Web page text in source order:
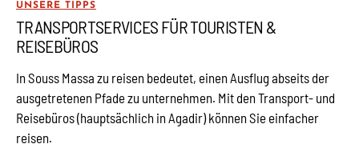
UNSERE TIPPS
TRANSPORTSERVICES FÜR TOURISTEN &
REISEBÜROS
In Souss Massa zu reisen bedeutet, einen Ausflug abseits der
ausgetretenen Pfade zu unternehmen. Mit den Transport- und
Reisebüros (hauptsächlich in Agadir) können Sie einfacher
reisen.